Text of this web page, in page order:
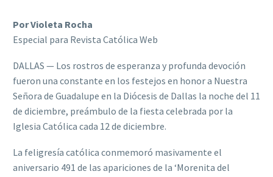
Por Violeta Rocha
Especial para Revista Católica Web
DALLAS — Los rostros de esperanza y profunda devoción
fueron una constante en los festejos en honor a Nuestra
Señora de Guadalupe en la Diócesis de Dallas la noche del 11
de diciembre, preámbulo de la fiesta celebrada por la
Iglesia Católica cada 12 de diciembre.
La feligresía católica conmemoró masivamente el
aniversario 491 de las apariciones de la ‘Morenita del